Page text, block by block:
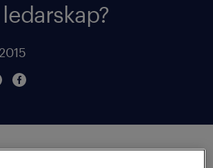
ledare kan vara uppskattat